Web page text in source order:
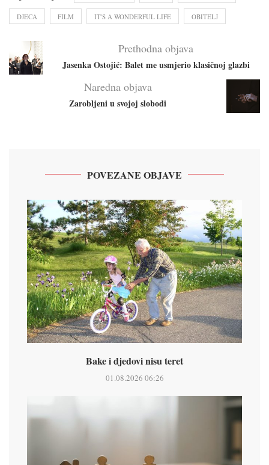
DJECA FILM IT'S A WONDERFUL LIFE OBITELJ
Prethodna objava
Jasenka Ostojić: Balet me usmjerio klasičnoj glazbi
Naredna objava
Zarobljeni u svojoj slobodi
POVEZANE OBJAVE
Bake i djedovi nisu teret
01.08.2026 06:26